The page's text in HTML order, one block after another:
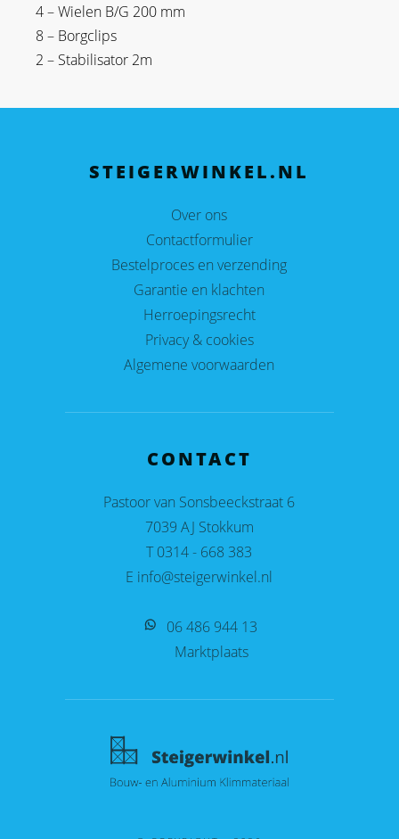
4 – Wielen B/G 200 mm
8 – Borgclips
2 – Stabilisator 2m
STEIGERWINKEL.NL
Over ons
Contactformulier
Bestelproces en verzending
Garantie en klachten
Herroepingsrecht
Privacy & cookies
Algemene voorwaarden
CONTACT
Pastoor van Sonsbeeckstraat 6
7039 AJ Stokkum
T 0314 - 668 383
E info@steigerwinkel.nl
06 486 944 13
Marktplaats